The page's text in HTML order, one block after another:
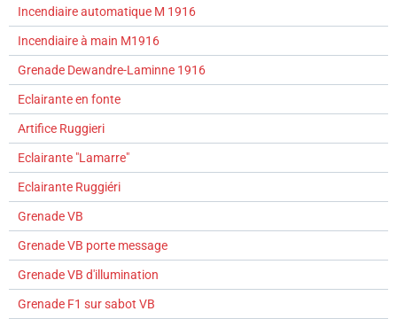
Incendiaire automatique M 1916
Incendiaire à main M1916
Grenade Dewandre-Laminne 1916
Eclairante en fonte
Artifice Ruggieri
Eclairante "Lamarre"
Eclairante Ruggiéri
Grenade VB
Grenade VB porte message
Grenade VB d'illumination
Grenade F1 sur sabot VB